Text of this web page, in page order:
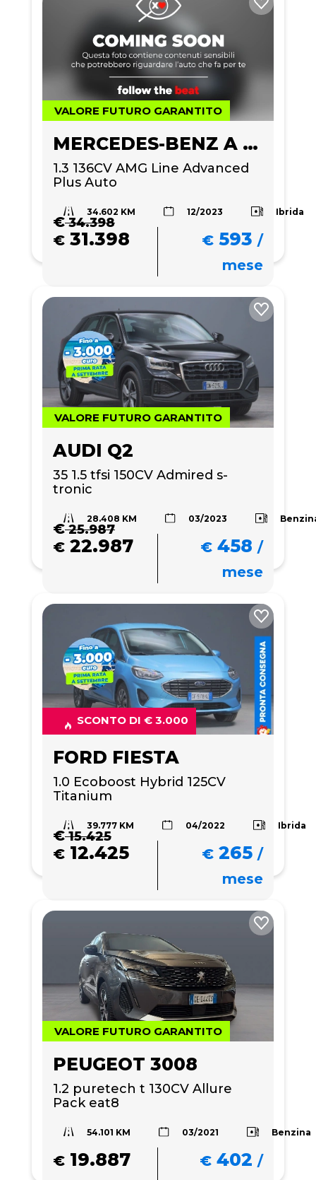
VALORE FUTURO GARANTITO
MERCEDES-BENZ A 180
1.3 136CV AMG Line Advanced
Plus Auto
34.602 KM 12/2023 Ibrida
€34.398
€ 31.398 € 593 /
mese
VALORE FUTURO GARANTITO
AUDI Q2
35 1.5 tfsi 150CV Admired s-
tronic
28.408 KM 03/2023
€25.987
€ 22.987 € 458 /
mese
SCONTO DI € 3.000
FORD FIESTA
1.0 Ecoboost Hybrid 125CV
Titanium
39.777 KM 04/2022 Ibrida
€15.425
€ 12.425 € 265 /
mese
VALORE FUTURO GARANTITO
PEUGEOT 3008
1.2 puretech t 130CV Allure
Pack eat8
54.101 KM 03/2021 Benzina
€ 19.887 € 402 /